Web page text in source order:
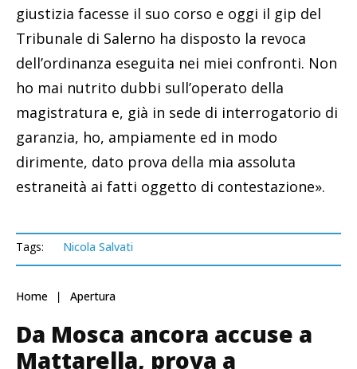
giustizia facesse il suo corso e oggi il gip del
Tribunale di Salerno ha disposto la revoca
dell’ordinanza eseguita nei miei confronti. Non
ho mai nutrito dubbi sull’operato della
magistratura e, già in sede di interrogatorio di
garanzia, ho, ampiamente ed in modo
dirimente, dato prova della mia assoluta
estraneità ai fatti oggetto di contestazione».
Tags: Nicola Salvati
Home Apertura
Da Mosca ancora accuse a
Mattarella, prova a